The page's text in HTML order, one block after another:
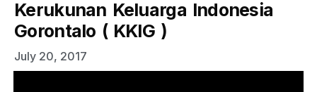
Kerukunan Keluarga Indonesia
Gorontalo ( KKIG )
July 20, 2017